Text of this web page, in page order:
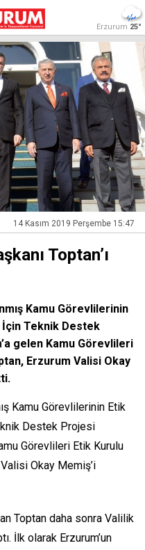
Erzurum 25°
14 Kasım 2019 Perşembe 15:47
Toptan’ı
Kamu Görevlilerinin
İçin Teknik Destek
gelen Kamu Görevlileri
Erzurum Valisi Okay
Kamu Görevlilerinin Etik
Destek Projesi
Görevlileri Etik Kurulu
Okay Memiş’i
Toptan daha sonra Valilik
İlk olarak Erzurum’un